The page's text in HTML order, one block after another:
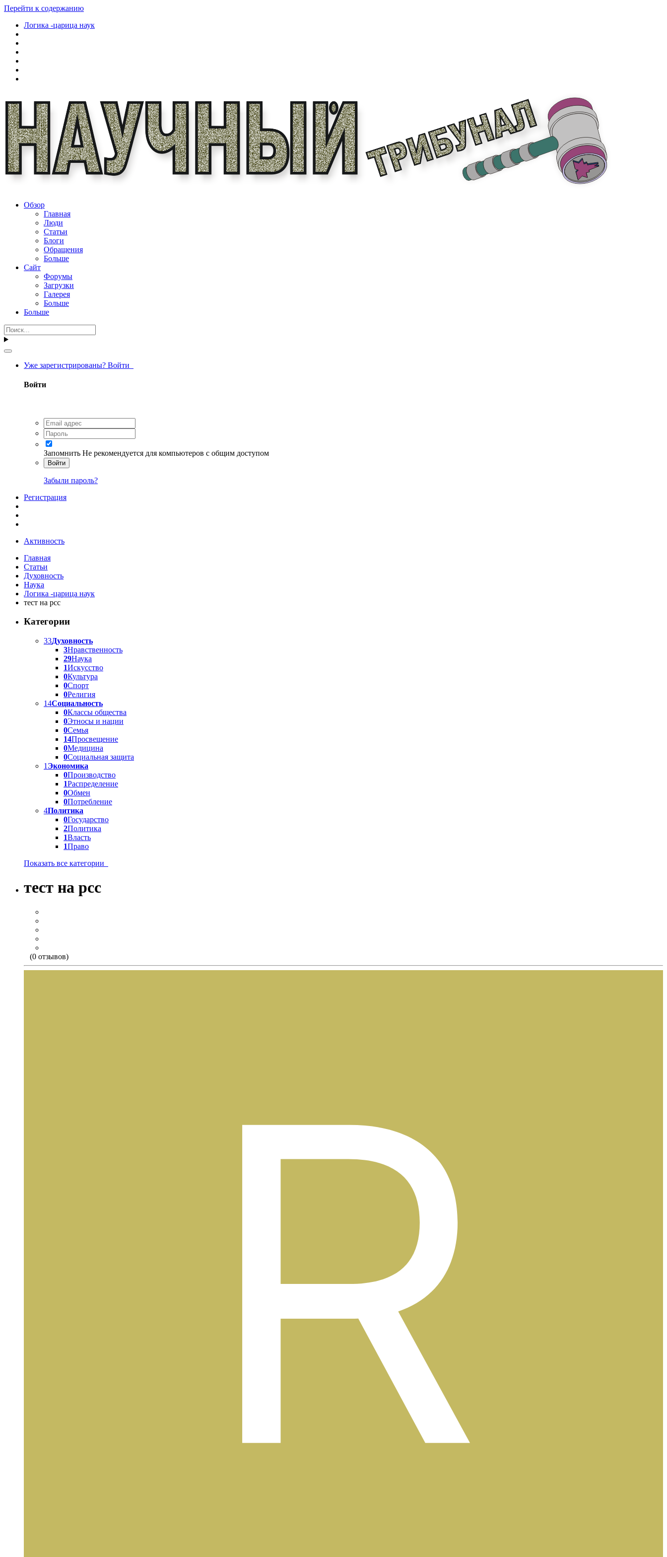
Перейти к содержанию
Логика -царица наук
Обзор
Главная
Люди
Статьи
Блоги
Обращения
Больше
Сайт
Форумы
Загрузки
Галерея
Больше
Больше
Уже зарегистрированы? Войти
Войти
Запомнить Не рекомендуется для компьютеров с общим доступом
Войти
Забыли пароль?
Регистрация
Активность
Главная
Статьи
Духовность
Наука
Логика -царица наук
тест на рсс
Категории
33Духовность
3Нравственность
29Наука
1Искусство
0Культура
0Спорт
0Религия
14Социальность
0Классы общества
0Этносы и нации
0Семья
14Просвещение
0Медицина
0Социальная защита
1 Экономика
0Производство
1Распределение
0Обмен
0Потребление
4Политика
0Государство
2Политика
1Власть
1Право
Показать все категории
тест на рсс
(0 отзывов)